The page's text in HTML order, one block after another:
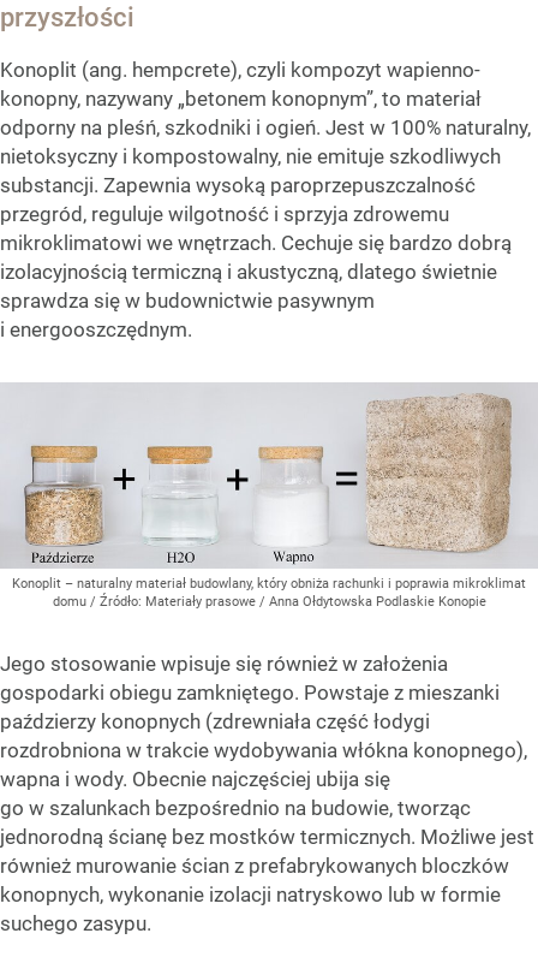
przyszłości
Konoplit (ang. hempcrete), czyli kompozyt wapienno-
konopny, nazywany „betonem konopnym”, to materiał
odporny na pleśń, szkodniki i ogień. Jest w 100% naturalny,
nietoksyczny i kompostowalny, nie emituje szkodliwych
substancji. Zapewnia wysoką paroprzepuszczalność
przegród, reguluje wilgotność i sprzyja zdrowemu
mikroklimatowi we wnętrzach. Cechuje się bardzo dobrą
izolacyjnością termiczną i akustyczną, dlatego świetnie
sprawdza się w budownictwie pasywnym
i energooszczędnym.
Konoplit – naturalny materiał budowlany, który obniża rachunki i poprawia mikroklimat
domu / Źródło: Materiały prasowe / Anna Ołdytowska Podlaskie Konopie
Jego stosowanie wpisuje się również w założenia
gospodarki obiegu zamkniętego. Powstaje z mieszanki
paździerzy konopnych (zdrewniała część łodygi
rozdrobniona w trakcie wydobywania włókna konopnego),
wapna i wody. Obecnie najczęściej ubija się
go w szalunkach bezpośrednio na budowie, tworząc
jednorodną ścianę bez mostków termicznych. Możliwe jest
również murowanie ścian z prefabrykowanych bloczków
konopnych, wykonanie izolacji natryskowo lub w formie
suchego zasypu.